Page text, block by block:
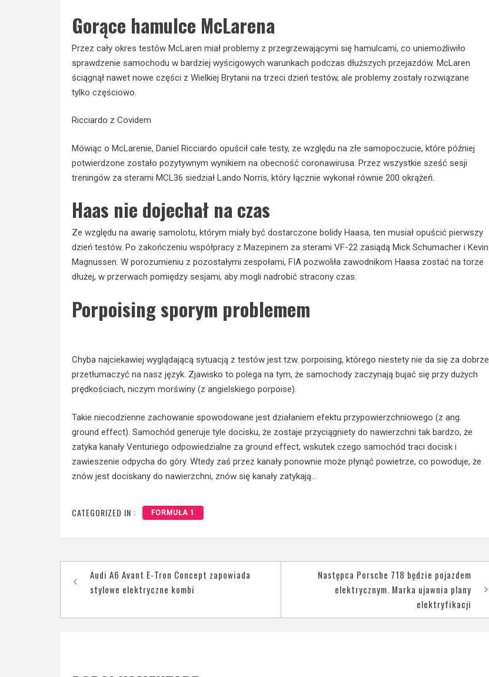
Gorące hamulce McLarena
Przez cały okres testów McLaren miał problemy z przegrzewającymi się hamulcami, co uniemożliwiło
sprawdzenie samochodu w bardziej wyścigowych warunkach podczas dłuższych przejazdów. McLaren
ściągnął nawet nowe części z Wielkiej Brytanii na trzeci dzień testów, ale problemy zostały rozwiązane
tylko częściowo.
Ricciardo z Covidem
Mówiąc o McLarenie, Daniel Ricciardo opuścił całe testy, ze względu na złe samopoczucie, które później
potwierdzone zostało pozytywnym wynikiem na obecność coronawirusa. Przez wszystkie sześć sesji
treningów za sterami MCL36 siedział Lando Norris, który łącznie wykonał równie 200 okrążeń.
Haas nie dojechał na czas
Ze względu na awarię samolotu, którym miały być dostarczone bolidy Haasa, ten musiał opuścić pierwszy
dzień testów. Po zakończeniu współpracy z Mazepinem za sterami VF-22 zasiądą Mick Schumacher i Kevin
Magnussen. W porozumieniu z pozostałymi zespołami, FIA pozwoliła zawodnikom Haasa zostać na torze
dłużej, w przerwach pomiędzy sesjami, aby mogli nadrobić stracony czas.
Porpoising sporym problemem
Chyba najciekawiej wyglądającą sytuacją z testów jest tzw. porpoising, którego niestety nie da się za dobrze
przetłumaczyć na nasz język. Zjawisko to polega na tym, że samochody zaczynają bujać się przy dużych
prędkościach, niczym morświny (z angielskiego porpoise).
Takie niecodzienne zachowanie spowodowane jest działaniem efektu przypowierzchniowego (z ang.
ground effect). Samochód generuje tyle docisku, że zostaje przyciągniety do nawierzchni tak bardzo, że
zatyka kanały Venturiego odpowiedzialne za ground effect, wskutek czego samochód traci docisk i
zawieszenie odpycha do góry. Wtedy zaś przez kanały ponownie może płynąć powietrze, co powoduje, że
znów jest dociskany do nawierzchni, znów się kanały zatykają…
CATEGORIZED IN : FORMUŁA 1
Nawigacja
wpisu
Audi A6 Avant E-Tron Concept zapowiada
stylowe elektryczne kombi
Następca Porsche 718 będzie pojazdem
elektrycznym. Marka ujawnia plany
elektryfikacji